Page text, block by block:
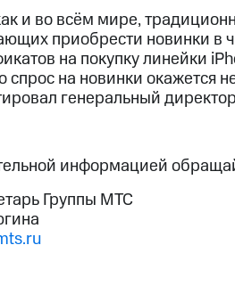
и во всём мире,
приобрести новинки в
на покупку линейки
спрос на новинки окажется
генеральный
информацией
Группы МТС